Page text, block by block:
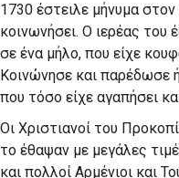
1730 έστειλε μήνυμα
κοινωνήσει. Ο ιερέας του
σε ένα μήλο, που είχε
Κοινώνησε και παρέδωσε
που τόσο είχε αγαπήσει
Οι Χριστιανοί του
το έθαψαν με μεγάλες
και πολλοί Αρμένιοι και